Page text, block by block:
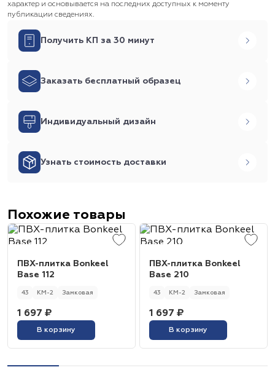
характер и основывается на последних доступных к моменту
публикации сведениях.
Получить КП за 30 минут
Заказать бесплатный образец
Индивидуальный дизайн
Узнать стоимость доставки
Похожие товары
ПВХ-плитка Bonkeel
Base 112
43 КМ-2 Замковая
1 697 ₽
В корзину
ПВХ-плитка Bonkeel
Base 210
43 КМ-2 Замковая
1 697 ₽
В корзину